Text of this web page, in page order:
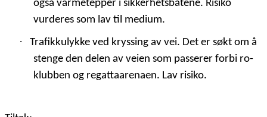
også varmetepper i sikkerhetsbåtene. Risiko
vurderes som lav til medium.
·
Trafikkulykke ved kryssing av vei. Det er søkt om å
stenge den delen av veien som passerer forbi ro-
klubben og regattaarenaen. Lav risiko.